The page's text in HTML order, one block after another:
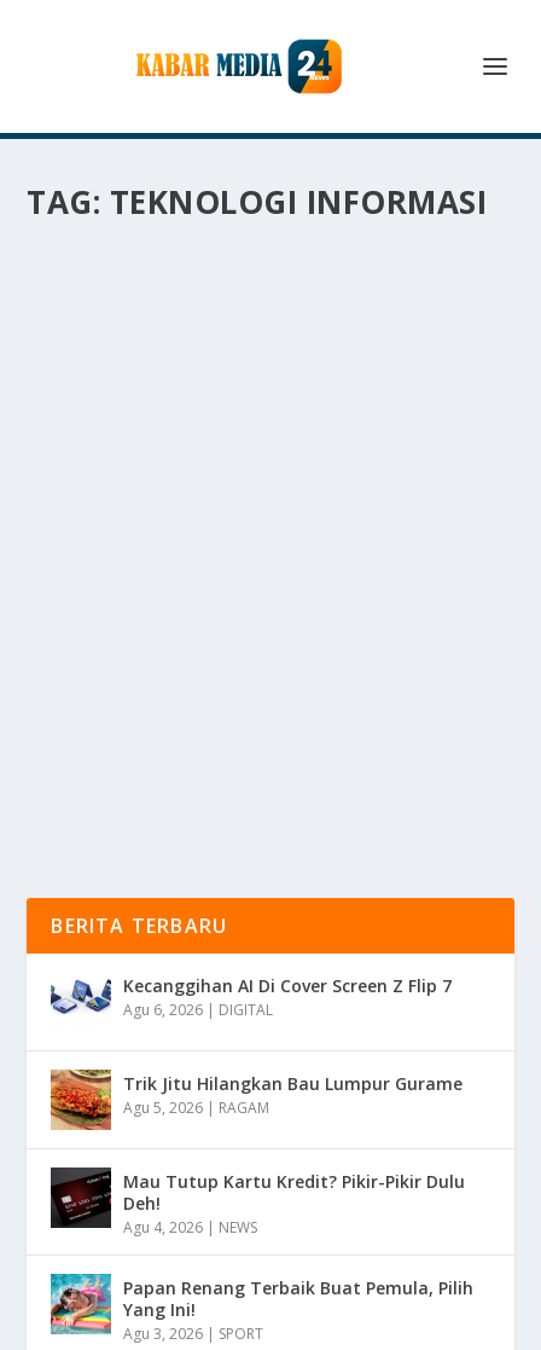
TAG: TEKNOLOGI INFORMASI
BERITA TERBARU
Kecanggihan AI Di Cover Screen Z Flip 7
Agu 6, 2026 | DIGITAL
Trik Jitu Hilangkan Bau Lumpur Gurame
Agu 5, 2026 | RAGAM
Mau Tutup Kartu Kredit? Pikir-Pikir Dulu
Deh!
Agu 4, 2026 | NEWS
Papan Renang Terbaik Buat Pemula, Pilih
Yang Ini!
Agu 3, 2026 | SPORT